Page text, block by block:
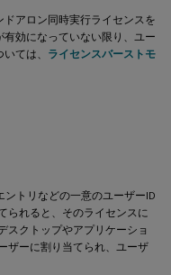
アロン同時実行ライセンスを
効になっていない限り、ユー
ては、 ライセンスバーストモ
トリなどの一意のユーザーID
られると、そのライセンスに
スクトップやアプリケーショ
ザーに割り当てられ、ユーザ